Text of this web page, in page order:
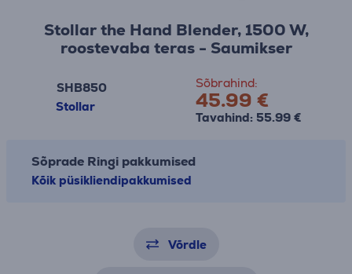
Stollar the Hand Blender, 1500 W,
roostevaba teras - Saumikser
SHB850
Stollar
Sõbrahind:
45.99 €
Tavahind: 55.99 €
Sõprade Ringi pakkumised
Kõik püsikliendipakkumised
Võrdle